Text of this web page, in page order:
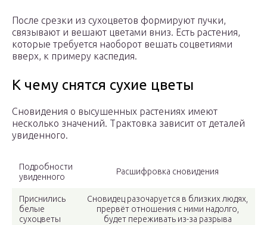
После срезки из сухоцветов формируют пучки,
связывают и вешают цветами вниз. Есть растения,
которые требуется наоборот вешать соцветиями
вверх, к примеру каспедия.
К чему снятся сухие цветы
Сновидения о высушенных растениях имеют
несколько значений. Трактовка зависит от деталей
увиденного.
Подробности
увиденного
Расшифровка сновидения
Приснились
белые
сухоцветы
Сновидец разочаруется в близких людях,
прервёт отношения с ними надолго,
будет переживать из-за разрыва